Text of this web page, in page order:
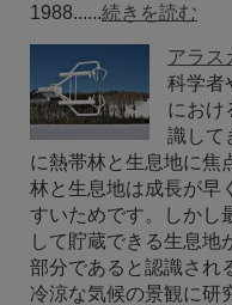
1988......続きを読む
アラス
科学者
におけ
識して
に熱帯林と生息地に焦
林と生息地は成長が早
すいためです。しかし
して貯蔵できる生息地
部分であると認識され
冷涼な気候の景観に研